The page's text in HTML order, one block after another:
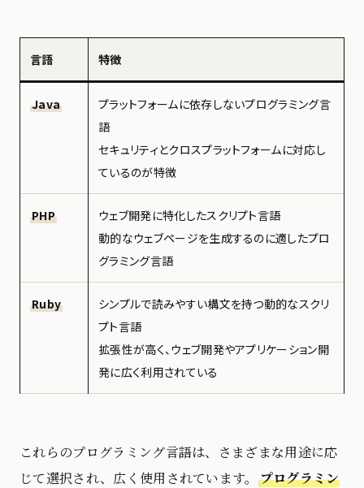
言語 特徴
Java
プラットフォームに依存しないプログラミング言
語
セキュリティとクロスプラットフォームに対応し
ているのが特徴
PHP
ウェブ開発に特化したスクリプト言語
動的なウェブページを生成するのに適したプロ
グラミング言語
Ruby
シンプルで読みやすい構文を持つ動的なスクリ
プト言語
拡張性が高く、ウェブ開発やアプリケーション開
発に広く利用されている
これらのプログラミング言語は、さまざまな用途に応
じて選択され、広く使用されています。 プログラミン